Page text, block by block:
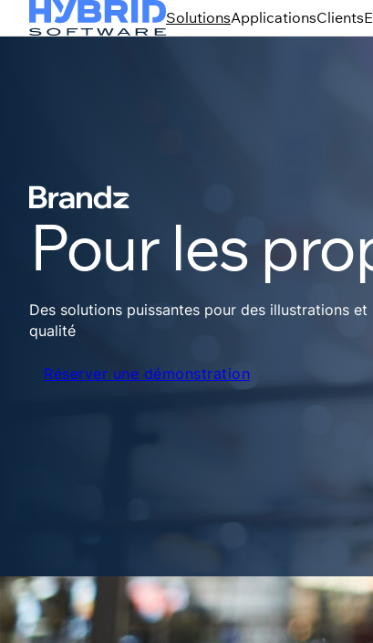
SolutionsApplicationsClients
Pour les
Des solutions puissantes pour des illustrations
qualité
Réserver une démonstration